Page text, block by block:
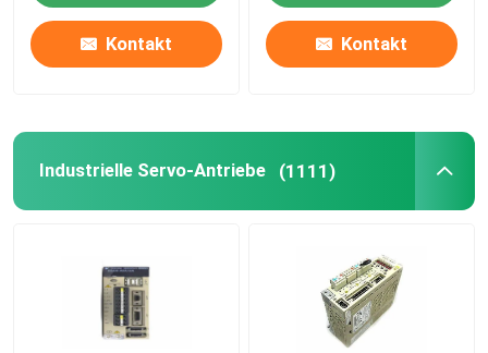
Kontakt Kontakt
Industrielle Servo-Antriebe (1111)